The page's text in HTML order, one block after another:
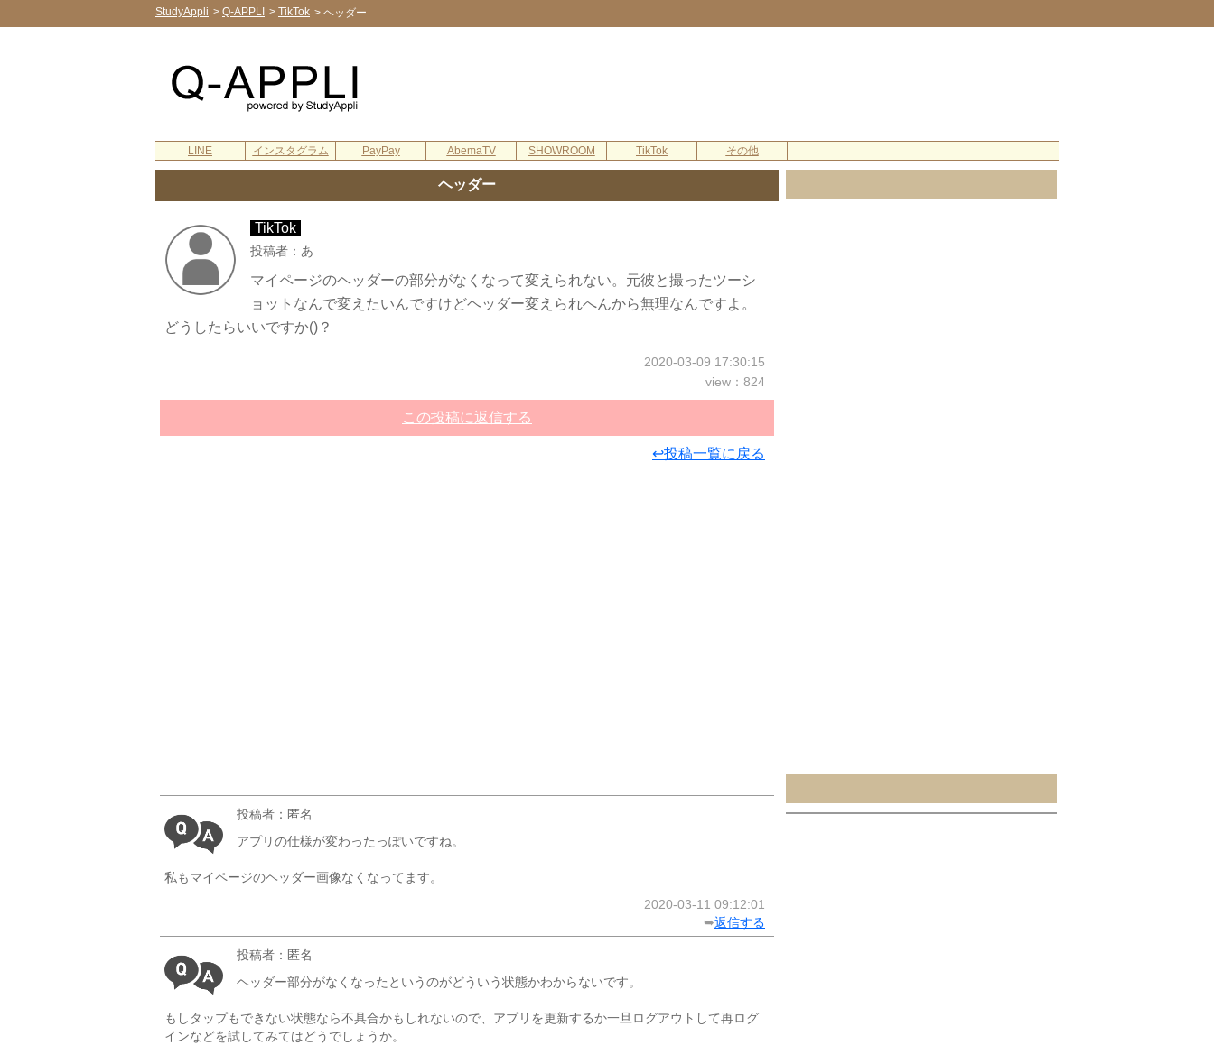
StudyAppli > Q-APPLI > TikTok > ヘッダー
LINE インスタグラム PayPay AbemaTV SHOWROOM TikTok その他
ヘッダー
TikTok
投稿者：あ
マイページのヘッダーの部分がなくなって変えられない。元彼と撮ったツーシ
ョットなんで変えたいんですけどヘッダー変えられへんから無理なんですよ。
どうしたらいいですか()？
2020-03-09 17:30:15
view：824
この投稿に返信する
↩投稿一覧に戻る
投稿者：匿名
アプリの仕様が変わったっぽいですね。
私もマイページのヘッダー画像なくなってます。
2020-03-11 09:12:01
➥返信する
投稿者：匿名
ヘッダー部分がなくなったというのがどういう状態かわからないです。
もしタップもできない状態なら不具合かもしれないので、アプリを更新するか一旦ログアウトして再ログ
インなどを試してみてはどうでしょうか。